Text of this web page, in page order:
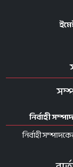
নির্বাহী
নির্বাহী